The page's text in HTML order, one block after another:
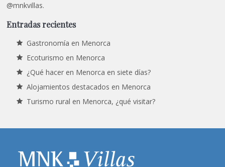
@mnkvillas.
Entradas recientes
Gastronomía en Menorca
Ecoturismo en Menorca
¿Qué hacer en Menorca en siete días?
Alojamientos destacados en Menorca
Turismo rural en Menorca, ¿qué visitar?